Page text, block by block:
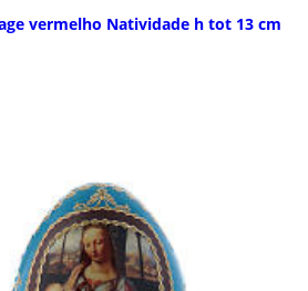
vermelho Natividade h tot 13 cm